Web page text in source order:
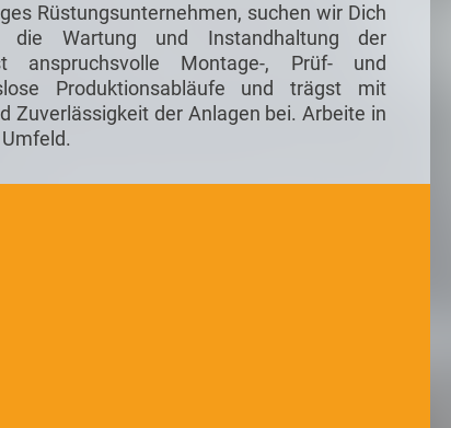
Rüstungsunternehmen, suchen wir Dich
Wartung und Instandhaltung der
anspruchsvolle Montage-, Prüf- und
Produktionsabläufe und trägst mit
Zuverlässigkeit der Anlagen bei. Arbeite in